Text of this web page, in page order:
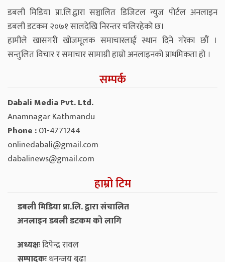
डबली मिडिया प्रा.लि.द्वारा सञ्चालित डिजिटल न्युज पोर्टल अनलाइन
डबली डटकम २०७१ सालदेखि निरन्तर चलिरहेको छ।
हामीले खासगरी खोजमूलक समाचारलाई स्थान दिने गरेका छौं ।
सन्तुलित विचार र समाचार सामाग्री हाम्रो अनलाइनको प्राथमिकता हो ।
सम्पर्क
Dabali Media Pvt. Ltd.
Anamnagar Kathmandu
Phone :01-4771244
onlinedabali@gmail.com
dabalinews@gmail.com
हाम्रो टिम
डबली मिडिया प्रा.लि. द्वारा संचालित
अनलाइन डबली डटकम को लागि
अध्यक्षःदिपेन्द्र रावल
सम्पादकःधनन्‍जय बुढा